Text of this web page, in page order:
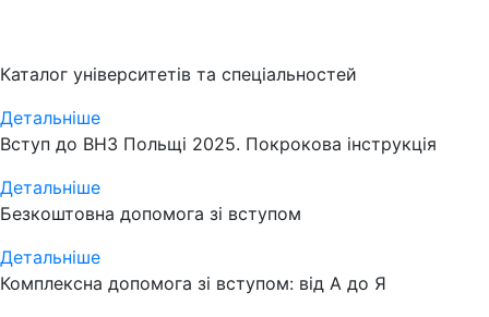
Каталог університетів та спеціальностей
Детальніше
Вступ до ВНЗ Польщі 2025. Покрокова інструкція
Детальніше
Безкоштовна допомога зі вступом
Детальніше
Комплексна допомога зі вступом: від А до Я